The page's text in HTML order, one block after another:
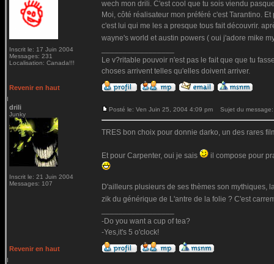
Inscrit le: 17 Juin 2004
Messages: 231
Localisation: Canada!!!
wech mon drili. C'est cool que tu sois viendu
Moi, côté réalisateur mon préféré c'est Tarantino.
c'est lui qui me les a presque tous fait découvrir.
wayne's world et austin powers ( oui j'adore mike
Le v?ritable pouvoir n'est pas le fait que que tu
choses arrivent telles qu'elles doivent arriver.
Revenir en haut
drili
Junky
Inscrit le: 21 Juin 2004
Messages: 107
Posté le: Ven Juin 25, 2004 4:09 pm Sujet du message:
TRES bon choix pour donnie darko, un des rares
Et pour Carpenter, oui je sais il compose pour
D'ailleurs plusieurs de ses thèmes son mythiques,
zik du générique de L'antre de la folie ? C'est
-Do you want a cup of tea?
-Yes,it's 5 o'clock!
Revenir en haut